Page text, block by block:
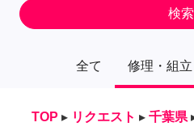
全て 修理・組立
検索
TOP ▸ リクエスト ▸ 千葉県